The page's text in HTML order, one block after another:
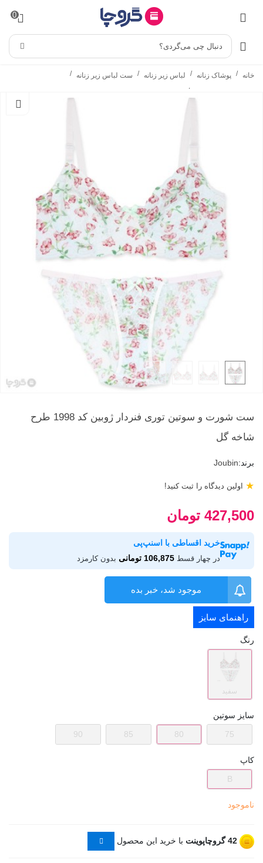
0
دنبال چی می‌گردی؟
خانه / پوشاک زنانه / لباس زیر زنانه / ست لباس زیر زنانه /
/
ست شورت و سوتین توری فنردار ژوبین کد 1998 طرح
شاخه گل
برند:Joubin
اولین دیدگاه را ثبت کنید! ★
427,500 تومان
خرید اقساطی با اسنپ‌پی
در چهار قسط 106,875 تومانی بدون کارمزد
موجود شد، خبر بده
راهنمای سایز
رنگ
سفید
سایز سوتین
75
80
85
90
کاپ
B
ناموجود
42گروچاپوینت با خرید این محصول